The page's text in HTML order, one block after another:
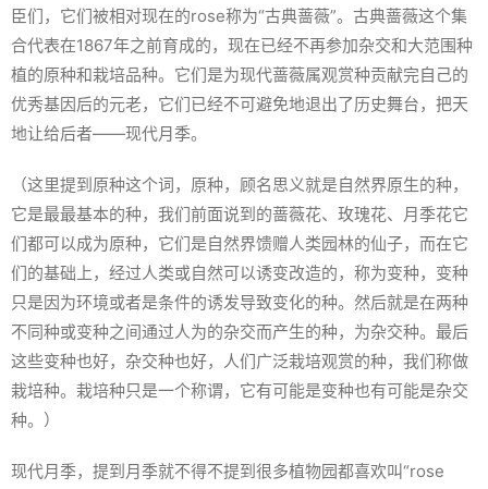
臣们，它们被相对现在的rose称为“古典蔷薇”。古典蔷薇这个集
合代表在1867年之前育成的，现在已经不再参加杂交和大范围种
植的原种和栽培品种。它们是为现代蔷薇属观赏种贡献完自己的
优秀基因后的元老，它们已经不可避免地退出了历史舞台，把天
地让给后者——现代月季。
（这里提到原种这个词，原种，顾名思义就是自然界原生的种，
它是最最基本的种，我们前面说到的蔷薇花、玫瑰花、月季花它
们都可以成为原种，它们是自然界馈赠人类园林的仙子，而在它
们的基础上，经过人类或自然可以诱变改造的，称为变种，变种
只是因为环境或者是条件的诱发导致变化的种。然后就是在两种
不同种或变种之间通过人为的杂交而产生的种，为杂交种。最后
这些变种也好，杂交种也好，人们广泛栽培观赏的种，我们称做
栽培种。栽培种只是一个称谓，它有可能是变种也有可能是杂交
种。）
现代月季，提到月季就不得不提到很多植物园都喜欢叫“rose